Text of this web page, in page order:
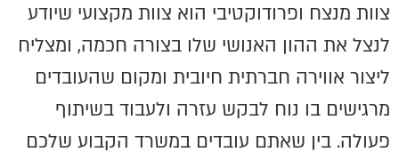
צוות מנצח ופרודוקטיבי הוא צוות מקצועי שיודע
לנצל את ההון האנושי שלו בצורה חכמה, ומצליח
ליצור אווירה חברתית חיובית ומקום שהעובדים
מרגישים בו נוח לבקש עזרה ולעבוד בשיתוף
פעולה. בין שאתם עובדים במשרד הקבוע שלכם